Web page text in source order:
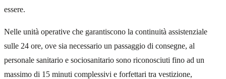
essere.
Nelle unità operative che garantiscono la continuità assistenziale
sulle 24 ore, ove sia necessario un passaggio di consegne, al
personale sanitario e sociosanitario sono riconosciuti fino ad un
massimo di 15 minuti complessivi e forfettari tra vestizione,